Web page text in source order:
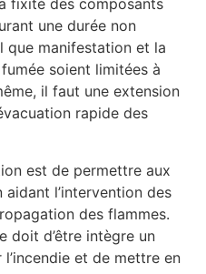
fixité des composants
une durée non
que manifestation et la
soient limitées à
il faut une extension
rapide des
est de permettre aux
aidant l’intervention des
des flammes.
doit d’être intègre un
et de mettre en